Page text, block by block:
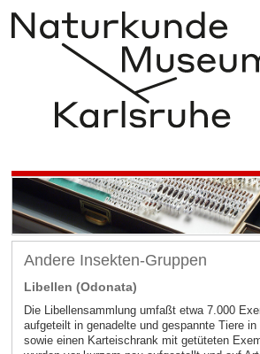
Andere Insekten-Gruppen
Libellen (Odonata)
Die Libellensammlung umfaßt etwa 7.000
aufgeteilt in genadelte und gespannte Tiere
sowie einen Karteischrank mit getüteten